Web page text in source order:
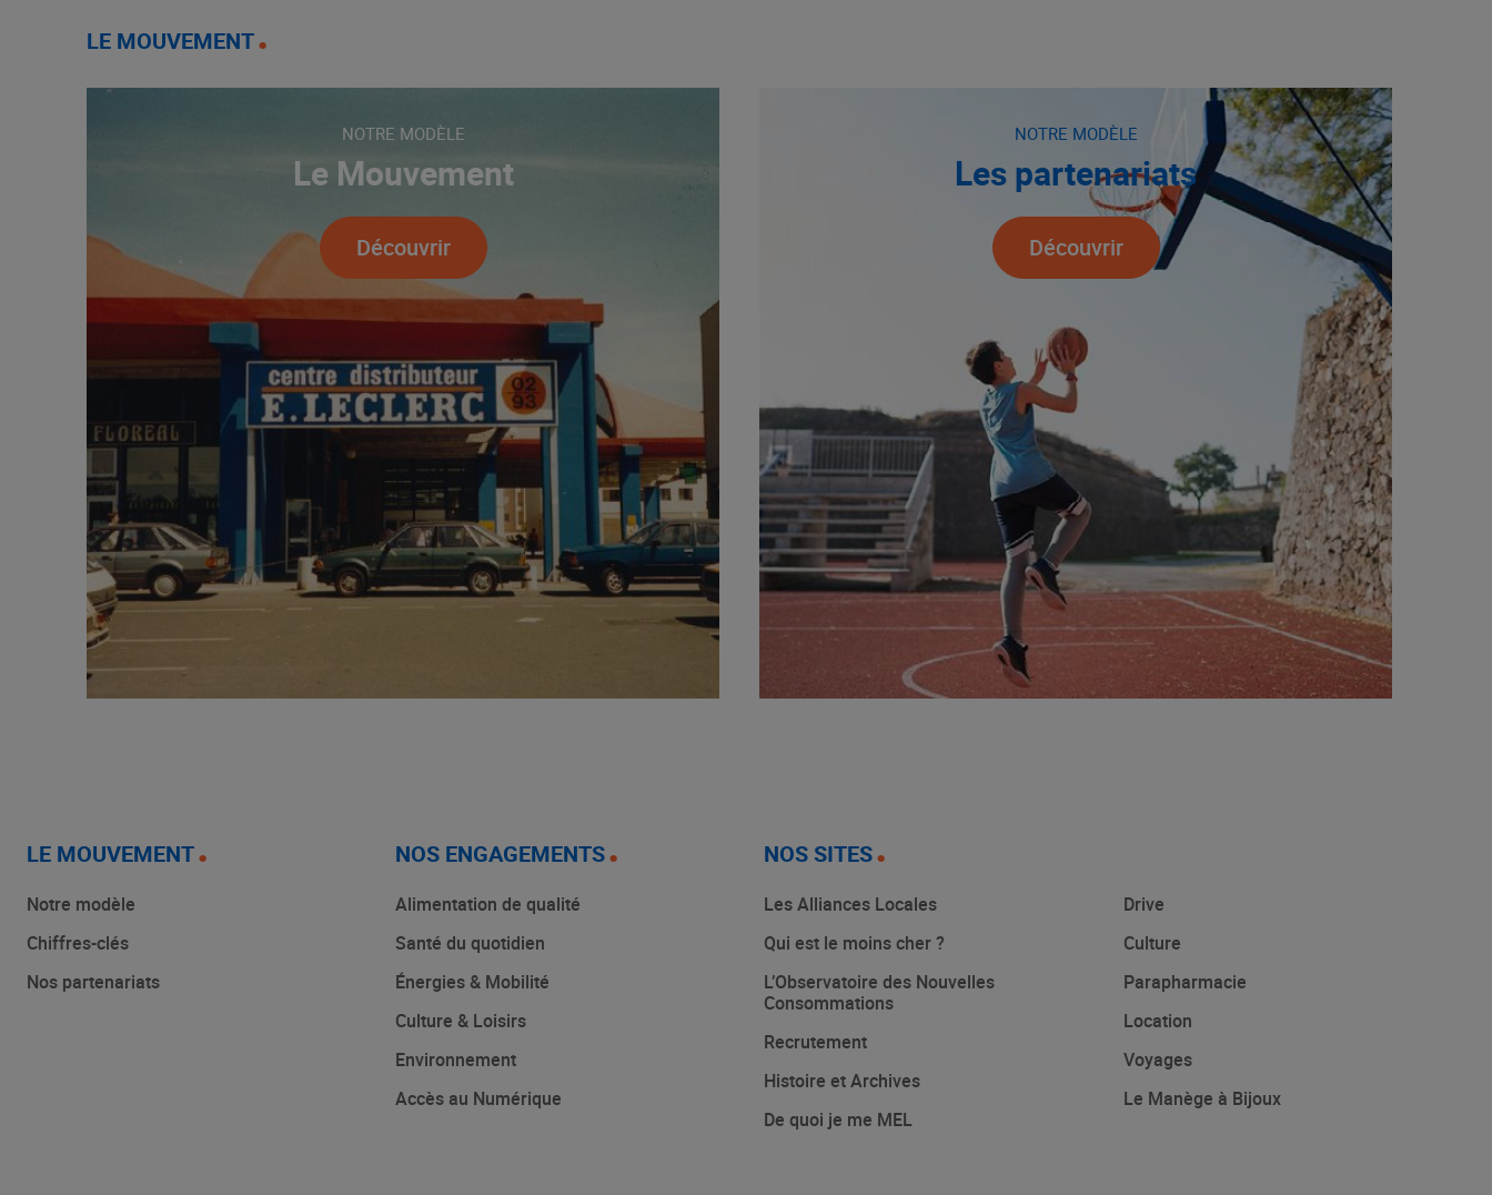
LE MOUVEMENT
NOTRE MODÈLE
Le Mouvement
Découvrir
NOTRE MODÈLE
Les partenariats
Découvrir
LE MOUVEMENT
Notre modèle
Chiffres-clés
Nos partenariats
NOS ENGAGEMENTS
Alimentation de qualité
Santé du quotidien
Énergies & Mobilité
Culture & Loisirs
Environnement
Accès au Numérique
NOS SITES
Les Alliances Locales
Qui est le moins cher ?
L’Observatoire des Nouvelles
Consommations
Recrutement
Histoire et Archives
De quoi je me MEL
Drive
Culture
Parapharmacie
Location
Voyages
Le Manège à Bijoux